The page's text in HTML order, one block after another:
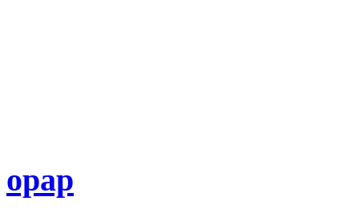
opap